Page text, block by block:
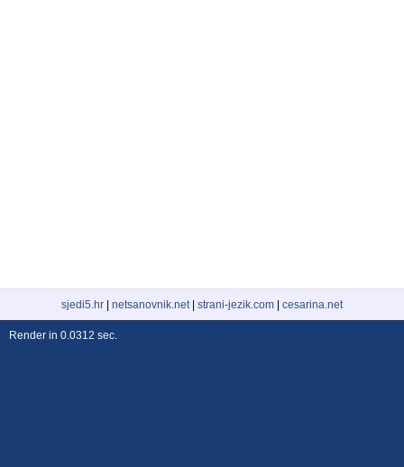
sjedi5.hr netsanovnik.net| strani-jezik.com cesarina.net
Render in 0.0312 sec.